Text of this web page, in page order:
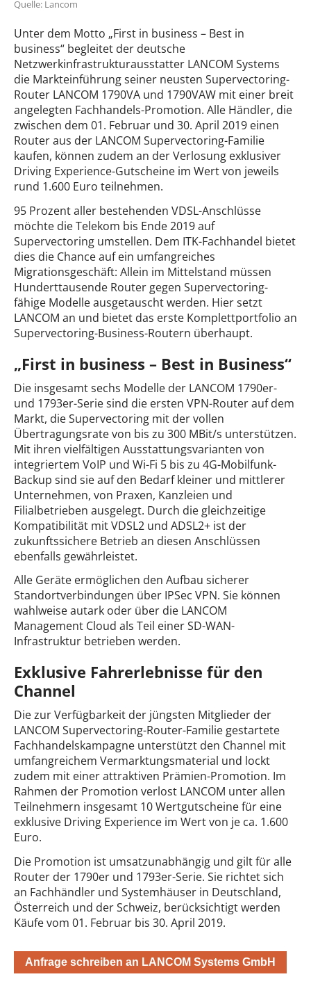
Quelle: Lancom
Unter dem Motto „First in business – Best in
business“ begleitet der deutsche
Netzwerkinfrastrukturausstatter LANCOM Systems
die Markteinführung seiner neusten Supervectoring-
Router LANCOM 1790VA und 1790VAW mit einer breit
angelegten Fachhandels-Promotion. Alle Händler, die
zwischen dem 01. Februar und 30. April 2019 einen
Router aus der LANCOM Supervectoring-Familie
kaufen, können zudem an der Verlosung exklusiver
Driving Experience-Gutscheine im Wert von jeweils
rund 1.600 Euro teilnehmen.
95 Prozent aller bestehenden VDSL-Anschlüsse
möchte die Telekom bis Ende 2019 auf
Supervectoring umstellen. Dem ITK-Fachhandel bietet
dies die Chance auf ein umfangreiches
Migrationsgeschäft: Allein im Mittelstand müssen
Hunderttausende Router gegen Supervectoring-
fähige Modelle ausgetauscht werden. Hier setzt
LANCOM an und bietet das erste Komplettportfolio an
Supervectoring-Business-Routern überhaupt.
„First in business – Best in Business“
Die insgesamt sechs Modelle der LANCOM 1790er-
und 1793er-Serie sind die ersten VPN-Router auf dem
Markt, die Supervectoring mit der vollen
Übertragungsrate von bis zu 300 MBit/s unterstützen.
Mit ihren vielfältigen Ausstattungsvarianten von
integriertem VoIP und Wi-Fi 5 bis zu 4G-Mobilfunk-
Backup sind sie auf den Bedarf kleiner und mittlerer
Unternehmen, von Praxen, Kanzleien und
Filialbetrieben ausgelegt. Durch die gleichzeitige
Kompatibilität mit VDSL2 und ADSL2+ ist der
zukunftssichere Betrieb an diesen Anschlüssen
ebenfalls gewährleistet.
Alle Geräte ermöglichen den Aufbau sicherer
Standortverbindungen über IPSec VPN. Sie können
wahlweise autark oder über die LANCOM
Management Cloud als Teil einer SD-WAN-
Infrastruktur betrieben werden.
Exklusive Fahrerlebnisse für den
Channel
Die zur Verfügbarkeit der jüngsten Mitglieder der
LANCOM Supervectoring-Router-Familie gestartete
Fachhandelskampagne unterstützt den Channel mit
umfangreichem Vermarktungsmaterial und lockt
zudem mit einer attraktiven Prämien-Promotion. Im
Rahmen der Promotion verlost LANCOM unter allen
Teilnehmern insgesamt 10 Wertgutscheine für eine
exklusive Driving Experience im Wert von je ca. 1.600
Euro.
Die Promotion ist umsatzunabhängig und gilt für alle
Router der 1790er und 1793er-Serie. Sie richtet sich
an Fachhändler und Systemhäuser in Deutschland,
Österreich und der Schweiz, berücksichtigt werden
Käufe vom 01. Februar bis 30. April 2019.
Anfrage schreiben an LANCOM Systems GmbH